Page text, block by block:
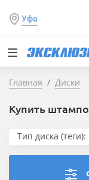
Уфа
Главная Диски
Купить
Тип диска (теги):